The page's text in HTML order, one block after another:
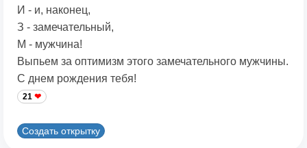
И - и, наконец,
З - замечательный,
М - мужчина!
Выпьем за оптимизм этого замечательного мужчины.
С днем рождения тебя!
21
Создать открытку